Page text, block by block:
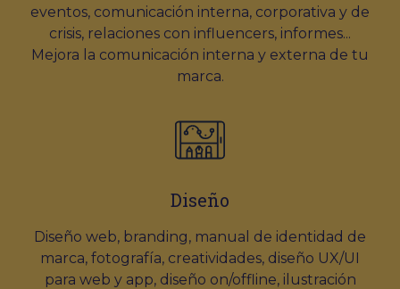
eventos, comunicación interna, corporativa y de
crisis, relaciones con influencers, informes...
Mejora la comunicación interna y externa de tu
marca.
Diseño
Diseño web, branding, manual de identidad de
marca, fotografía, creatividades, diseño UX/UI
para web y app, diseño on/offline, ilustración